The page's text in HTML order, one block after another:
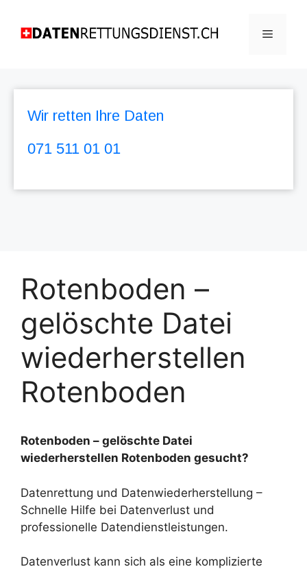
Wir retten Ihre Daten
071 511 01 01
Rotenboden –
gelöschte Datei
wiederherstellen
Rotenboden
Rotenboden – gelöschte Datei
wiederherstellen Rotenboden gesucht?
Datenrettung und Datenwiederherstellung –
Schnelle Hilfe bei Datenverlust und
professionelle Datendienstleistungen.
Datenverlust kann sich als eine komplizierte